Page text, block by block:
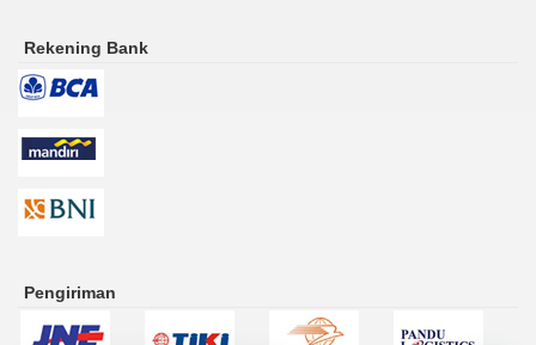
Rekening Bank
Pengiriman